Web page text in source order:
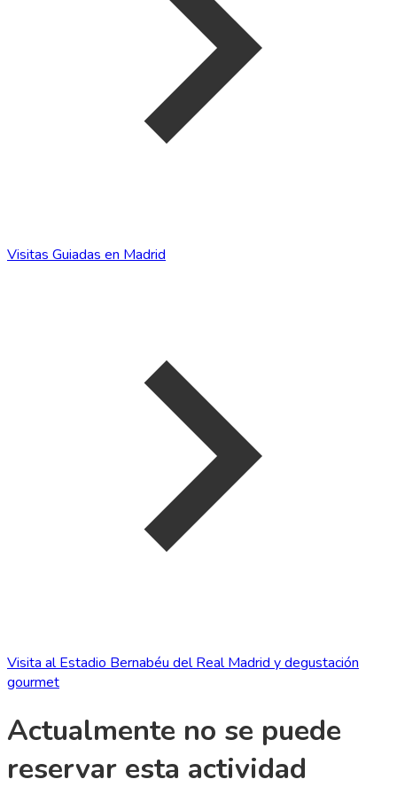
Visitas Guiadas en Madrid
Visita al Estadio Bernabéu del Real Madrid y degustación
gourmet
Actualmente no se puede
reservar esta actividad